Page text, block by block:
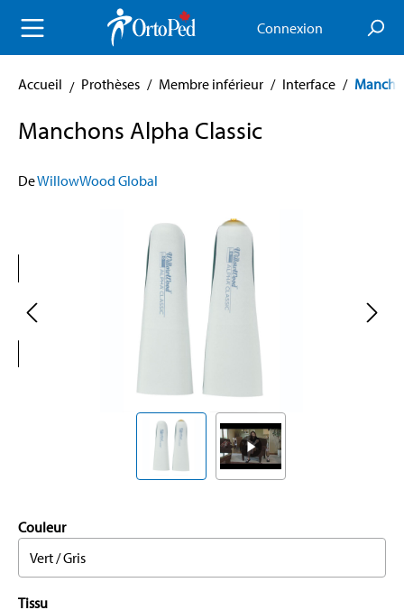
principal Connexion
Accueil Prothèses / Membre inférieur / Interface /
Manchons Alpha Classic
DeWillowWood Global
Couleur
Vert / Gris
Tissu